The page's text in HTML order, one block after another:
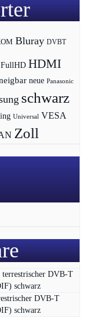
Bluray DVBT
FullHD HDMI
neue Panasonic
schwarz
Universal VESA
Zoll
terrestrischer DVB-T
schwarz
DVB-T
schwarz